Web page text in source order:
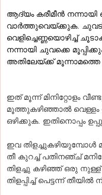
ആദ്യം കരീമീന്‍ നന്നായി
വാര്‍ത്തുവെയ്‌ക്കുക. ചുവട്‌
വെളിച്ചെണ്ണയൊഴിച്ച്‌
നന്നായി ചുവക്കെ
അതിലേയ്‌ക്ക്‌
ഇത്‌ മൂന്ന്‌ മിനിറ്റോളം
മൂത്തുകഴിഞ്ഞാല്‍ വെള്ളം
ഒഴിക്കുക. ഇതിനൊപ്പം
ഇവ തിളച്ചുകഴിയുമ്പോള്‍
തീ കുറച്ച്‌ പതിനഞ്ച്‌
തിളച്ചു കഴിഞ്ഞ്‌ ഒരു നുള്ള്‌
തിളപ്പിച്ച്‌ പെട്ടന്ന്‌ തീയില്‍